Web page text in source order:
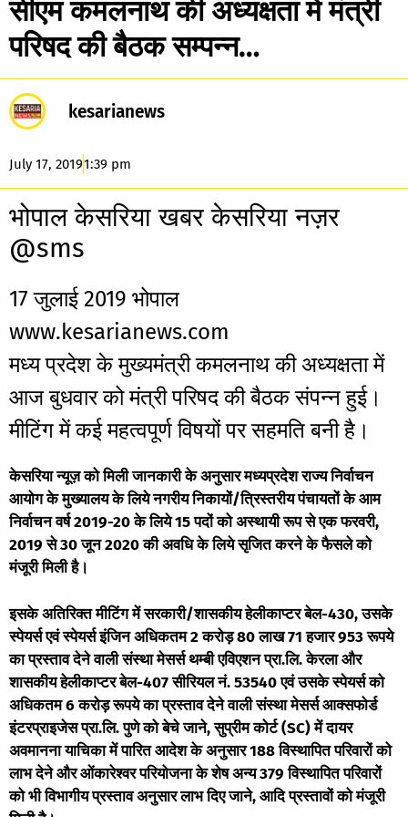
सीएम कमलनाथ की अध्यक्षता में मंत्री
परिषद की बैठक सम्पन्न…
kesarianews
July 17, 20191:39 pm
भोपाल केसरिया खबर केसरिया नज़र
@sms
17 जुलाई 2019 भोपाल
www.kesarianews.com
मध्य प्रदेश के मुख्यमंत्री कमलनाथ की अध्यक्षता में
आज बुधवार को मंत्री परिषद की बैठक संपन्न हुई।
मीटिंग में कई महत्वपूर्ण विषयों पर सहमति बनी है।
केसरिया न्यूज़ को मिली जानकारी के अनुसार मध्यप्रदेश राज्य निर्वाचन
आयोग के मुख्यालय के लिये नगरीय निकायों/त्रिस्तरीय पंचायतों के आम
निर्वाचन वर्ष 2019-20 के लिये 15 पदों को अस्थायी रूप से एक फरवरी,
2019 से 30 जून 2020 की अवधि के लिये सृजित करने के फैसले को
मंजूरी मिली है।
इसके अतिरिक्त मीटिंग में सरकारी/शासकीय हेलीकाप्टर बेल-430, उसके
स्पेयर्स एवं स्पेयर्स इंजिन अधिकतम 2 करोड़ 80 लाख 71 हजार 953 रूपये
का प्रस्ताव देने वाली संस्था मेसर्स थम्बी एविएशन प्रा.लि. केरला और
शासकीय हेलीकाप्टर बेल-407 सीरियल नं. 53540 एवं उसके स्पेयर्स को
अधिकतम 6 करोड़ रूपये का प्रस्ताव देने वाली संस्था मेसर्स आक्सफोर्ड
इंटरप्राइजेस प्रा.लि. पुणे को बेचे जाने, सुप्रीम कोर्ट (SC) में दायर
अवमानना याचिका में पारित आदेश के अनुसार 188 विस्थापित परिवारों को
लाभ देने और ओंकारेश्वर परियोजना के शेष अन्य 379 विस्थापित परिवारों
को भी विभागीय प्रस्ताव अनुसार लाभ दिए जाने, आदि प्रस्तावों को मंजूरी